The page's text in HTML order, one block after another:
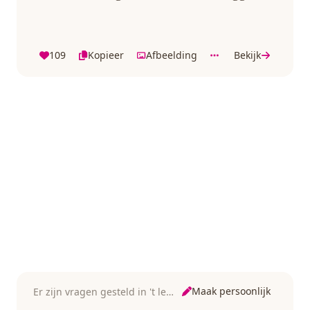
109 Kopieer Afbeelding Bekijk
Er zijn vragen gesteld in 't leven Maak persoonlijk